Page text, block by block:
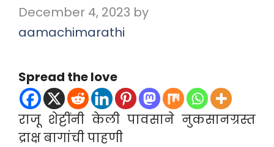
December 4, 2023 by
aamachimarathi
Spread the love
राजू शेट्टींनी केली पावसाने नुकसानग्रस्त
द्राक्ष बागांची पाहणी